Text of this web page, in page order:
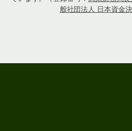
般社団法人 日本資金